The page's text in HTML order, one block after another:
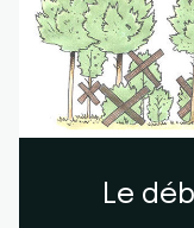
Le